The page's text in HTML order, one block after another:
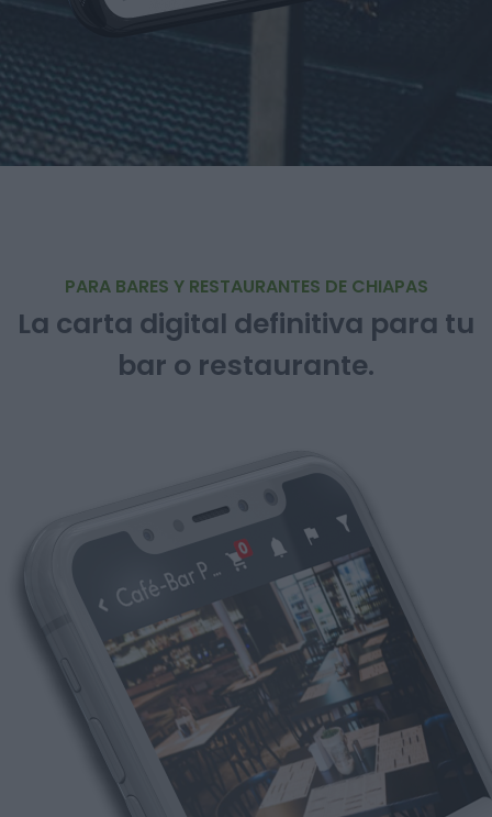
PARA BARES Y RESTAURANTES DE CHIAPAS
La carta digital definitiva para tu
bar o restaurante.